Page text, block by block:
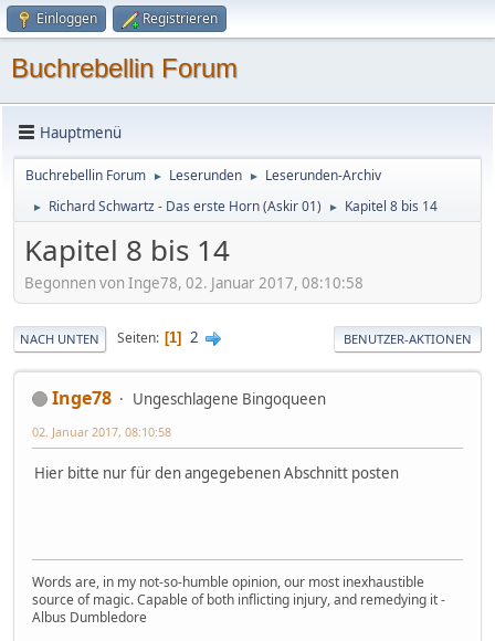
Einloggen Registrieren
Buchrebellin Forum
Hauptmenü
Buchrebellin Forum ► Leserunden ► Leserunden-Archiv
► Richard Schwartz - Das erste Horn (Askir 01) ► Kapitel 8 bis 14
Kapitel 8 bis 14
Begonnen von Inge78, 02. Januar 2017, 08:10:58
NACH UNTEN Seiten 1 2 BENUTZER-AKTIONEN
Inge78 Ungeschlagene Bingoqueen
02. Januar 2017, 08:10:58
Hier bitte nur für den angegebenen Abschnitt posten
Words are, in my not-so-humble opinion, our most inexhaustible
source of magic. Capable of both inflicting injury, and remedying it -
Albus Dumbledore